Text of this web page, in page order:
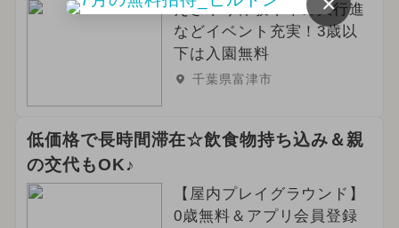
えさやり体験や羊の大行進
などイベント充実！3歳以
下は入園無料
千葉県富津市
低価格で長時間滞在☆飲食物持ち込み＆親
の交代もOK♪
【屋内プレイグラウンド】
0歳無料＆アプリ会員登録